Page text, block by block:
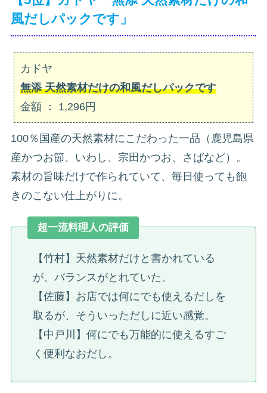
風だしパックです」
カドヤ
無添 天然素材だけの和風だしパックです
金額 ： 1,296円
100％国産の天然素材にこだわった一品（鹿児島県
産かつお節、いわし、宗田かつお、さばなど）。
素材の旨味だけで作られていて、毎日使っても飽
きのこない仕上がりに。
超一流料理人の評価
【竹村】天然素材だけと書かれている
が、バランスがとれていた。
【佐藤】お店では何にでも使えるだしを
取るが、そういっただしに近い感覚。
【中戸川】何にでも万能的に使えるすご
く便利なおだし。